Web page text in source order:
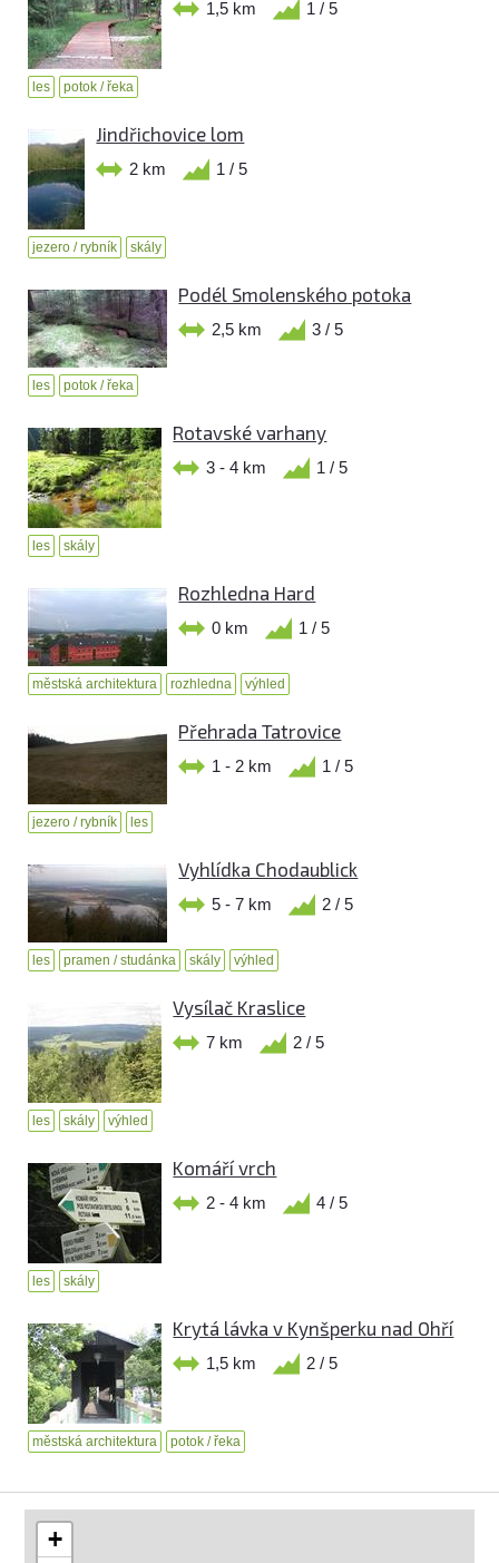
1,5 km 1 / 5
les potok / řeka
Jindřichovice lom
2 km 1 / 5
jezero / rybník skály
Podél Smolenského potoka
2,5 km 3 / 5
les potok / řeka
Rotavské varhany
3 - 4 km 1 / 5
les skály
Rozhledna Hard
0 km 1 / 5
městská architektura rozhledna výhled
Přehrada Tatrovice
1 - 2 km 1 / 5
jezero / rybník les
Vyhlídka Chodaublick
5 - 7 km 2 / 5
les pramen / studánka skály výhled
Vysílač Kraslice
7 km 2 / 5
les skály výhled
Komáří vrch
2 - 4 km 4 / 5
les skály
Krytá lávka v Kynšperku nad Ohří
1,5 km 2 / 5
městská architektura potok / řeka
+